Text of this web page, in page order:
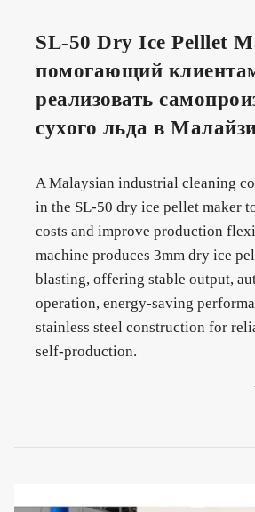
SL-50 Dry Ice Pelllet
помогающий
реализовать
сухого льда в
A Malaysian industrial cleaning
in the SL-50 dry ice pellet maker
costs and improve production
machine produces 3mm dry ice
blasting, offering stable output,
operation, energy-saving
stainless steel construction for
self-production.